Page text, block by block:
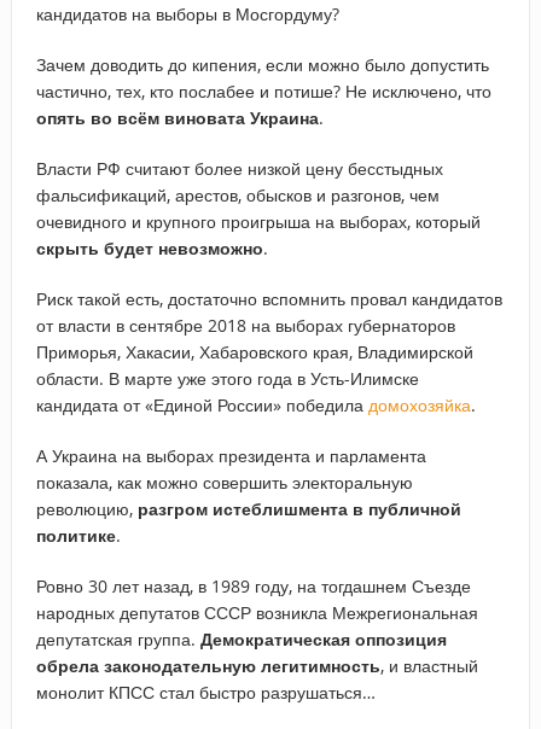
кандидатов на выборы в Мосгордуму?
Зачем доводить до кипения, если можно было допустить
частично, тех, кто послабее и потише? Не исключено, что
опять во всём виновата Украина.
Власти РФ считают более низкой цену бесстыдных
фальсификаций, арестов, обысков и разгонов, чем
очевидного и крупного проигрыша на выборах, который
скрыть будет невозможно.
Риск такой есть, достаточно вспомнить провал кандидатов
от власти в сентябре 2018 на выборах губернаторов
Приморья, Хакасии, Хабаровского края, Владимирской
области. В марте уже этого года в Усть-Илимске
кандидата от «Единой России» победила домохозяйка.
А Украина на выборах президента и парламента
показала, как можно совершить электоральную
революцию, разгром истеблишмента в публичной
политике.
Ровно 30 лет назад, в 1989 году, на тогдашнем Съезде
народных депутатов СССР возникла Межрегиональная
депутатская группа. Демократическая оппозиция
обрела законодательную легитимность, и властный
монолит КПСС стал быстро разрушаться…